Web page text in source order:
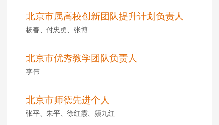
北京市属高校创新团队提升计划负责人
杨春、付忠勇、张博
北京市优秀教学团队负责人
李伟
北京市师德先进个人
张平、朱平、徐红霞、颜九红